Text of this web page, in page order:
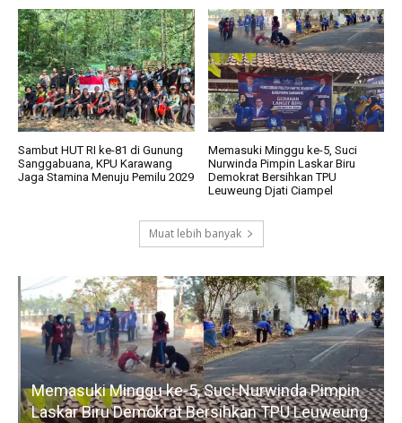
Sambut HUT RI ke-81 di Gunung
Sanggabuana, KPU Karawang
Jaga Stamina Menuju Pemilu 2029
Memasuki Minggu ke-5, Suci
Nurwinda Pimpin Laskar Biru
Demokrat Bersihkan TPU
Leuweung Djati Ciampel
Muat lebih banyak
Memasuki Minggu ke-5, Suci Nurwinda Pimpin
Laskar Biru Demokrat Bersihkan TPU Leuweung